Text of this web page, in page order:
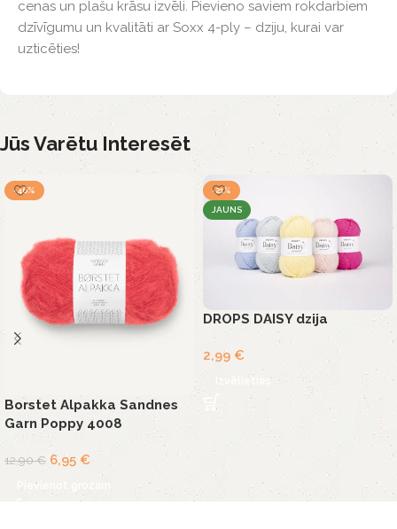
cenas un plašu krāsu izvēli. Pievieno saviem rokdarbiem
dzīvīgumu un kvalitāti ar Soxx 4-ply – dziju, kurai var
uzticēties!
Jūs Varētu Interesēt
-46%
Borstet Alpakka Sandnes
Garn Poppy 4008
12,90€ 6,95 €
Pievienot grozam
-21%
JAUNS
DROPS DAISY dzija
2,99 €
Izvēlieties